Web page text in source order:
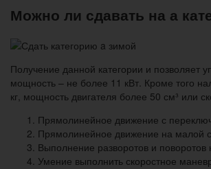
Можно ли сдавать на а
Получение данной категории и позволяет
мощность – не более 11 кВт. Кроме того
кг, мощность двигателя более 50 см³ или
Прямолинейное движение с
Прямолинейное движение на малой
Выполнение разворотов и
Умение выполнить скоростное